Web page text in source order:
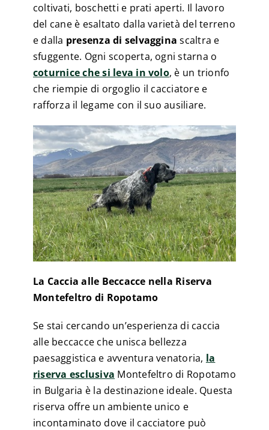
coltivati, boschetti e prati aperti. Il lavoro
del cane è esaltato dalla varietà del terreno
e dalla presenza di selvaggina scaltra e
sfuggente. Ogni scoperta, ogni starna o
coturnice che si leva in volo, è un trionfo
che riempie di orgoglio il cacciatore e
rafforza il legame con il suo ausiliare.
La Caccia alle Beccacce nella Riserva
Montefeltro di Ropotamo
Se stai cercando un’esperienza di caccia
alle beccacce che unisca bellezza
paesaggistica e avventura venatoria, la
riserva esclusiva Montefeltro di Ropotamo
in Bulgaria è la destinazione ideale. Questa
riserva offre un ambiente unico e
incontaminato dove il cacciatore può